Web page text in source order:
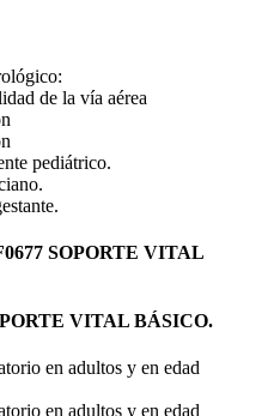
de la vía aérea
pediátrico.
SOPORTE VITAL
VITAL BÁSICO.
en adultos y en edad
en adultos y en edad